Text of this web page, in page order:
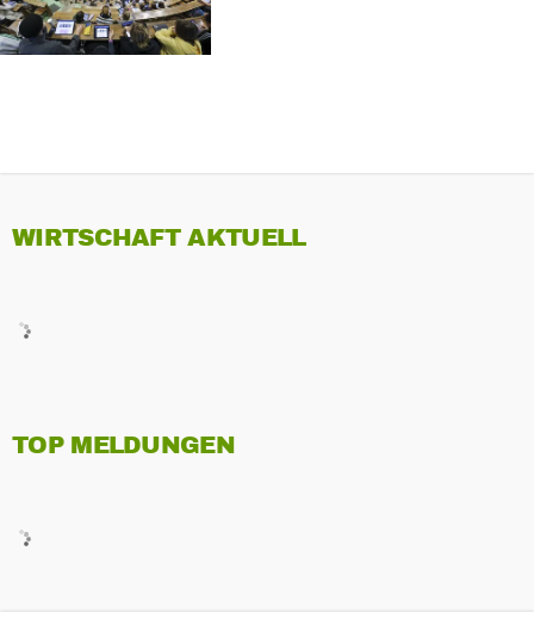
WIRTSCHAFT AKTUELL
TOP MELDUNGEN